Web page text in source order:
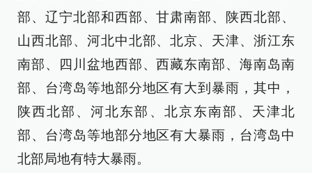
部、辽宁北部和西部、甘肃南部、陕西北部、
山西北部、河北中北部、北京、天津、浙江东
南部、四川盆地西部、西藏东南部、海南岛南
部、台湾岛等地部分地区有大到暴雨，其中，
陕西北部、河北东部、北京东南部、天津北
部、台湾岛等地部分地区有大暴雨，台湾岛中
北部局地有特大暴雨。